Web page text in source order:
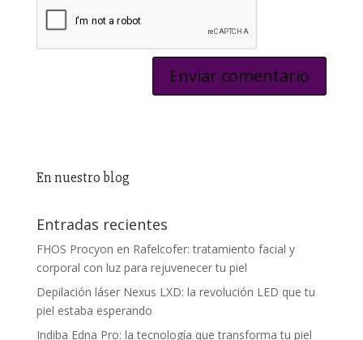
En nuestro blog
Entradas recientes
FHOS Procyon en Rafelcofer: tratamiento facial y
corporal con luz para rejuvenecer tu piel
Depilación láser Nexus LXD: la revolución LED que tu
piel estaba esperando
Indiba Edna Pro: la tecnología que transforma tu piel